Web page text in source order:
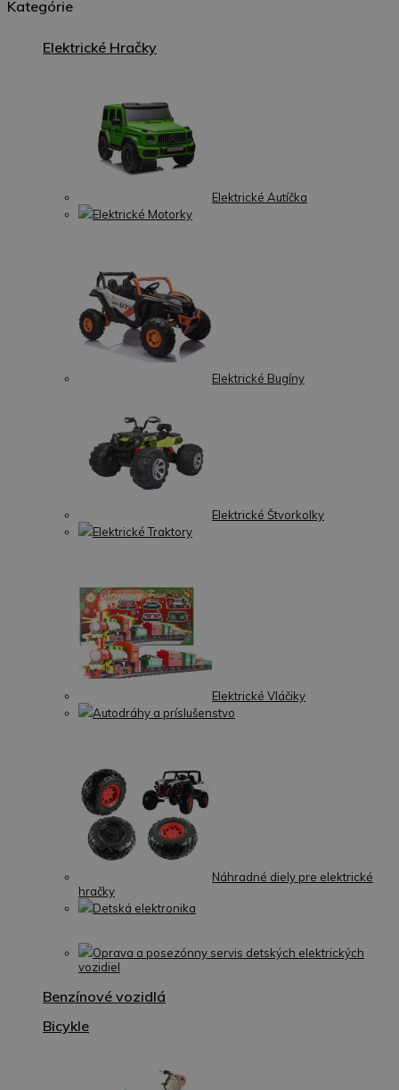
Kategórie
Elektrické Hračky
Elektrické Autíčka
Elektrické Motorky
Elektrické Bugíny
Elektrické Štvorkolky
Elektrické Traktory
Elektrické Vláčiky
Autodráhy a príslušenstvo
Náhradné diely pre elektrické
hračky
Detská elektronika
Oprava a posezónny servis detských elektrických
vozidiel
Benzínové vozidlá
Bicykle